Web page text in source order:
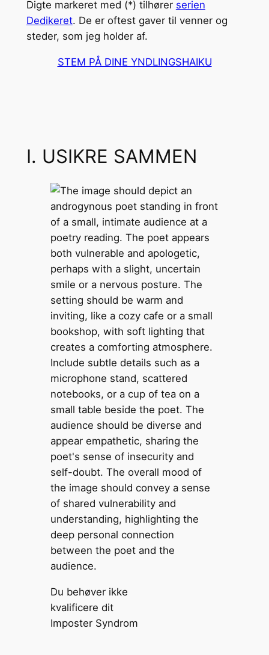
Digte markeret med (*) tilhører serien
Dedikeret. De er oftest gaver til venner og
steder, som jeg holder af.
STEM PÅ DINE YNDLINGSHAIKU
I. USIKRE SAMMEN
Du behøver ikke
kvalificere dit
Imposter Syndrom